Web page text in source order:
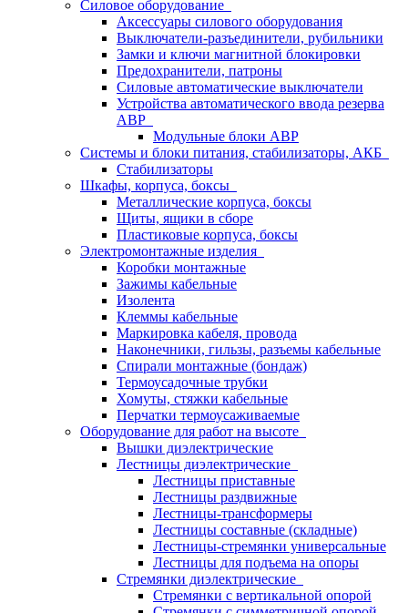
Силовое оборудование
Аксессуары силового оборудования
Выключатели-разъединители, рубильники
Замки и ключи магнитной блокировки
Предохранители, патроны
Силовые автоматические выключатели
Устройства автоматического ввода резерва
АВР
Модульные блоки АВР
Системы и блоки питания, стабилизаторы, АКБ
Стабилизаторы
Шкафы, корпуса, боксы
Металлические корпуса, боксы
Щиты, ящики в сборе
Пластиковые корпуса, боксы
Электромонтажные изделия
Коробки монтажные
Зажимы кабельные
Изолента
Клеммы кабельные
Маркировка кабеля, провода
Наконечники, гильзы, разъемы кабельные
Спирали монтажные (бондаж)
Термоусадочные трубки
Хомуты, стяжки кабельные
Перчатки термоусаживаемые
Оборудование для работ на высоте
Вышки диэлектрические
Лестницы диэлектрические
Лестницы приставные
Лестницы раздвижные
Лестницы-трансформеры
Лестницы составные (складные)
Лестницы-стремянки универсальные
Лестницы для подъема на опоры
Стремянки диэлектрические
Стремянки с вертикальной опорой